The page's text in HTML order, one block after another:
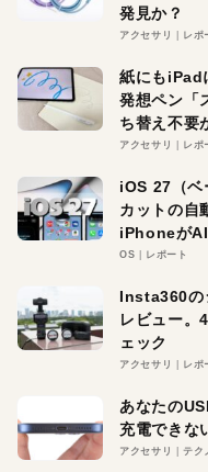
発見か？
アクセサリ レポ
紙にもiPad
発想ペン「
ち替え不要
アクセサリ レポ
iOS 27（ベ
カットの自
iPhoneがAI
OS レポート
Insta360の
レビュー。
ェック
アクセサリ レポ
あなたの
充電できな
アクセサリ テク